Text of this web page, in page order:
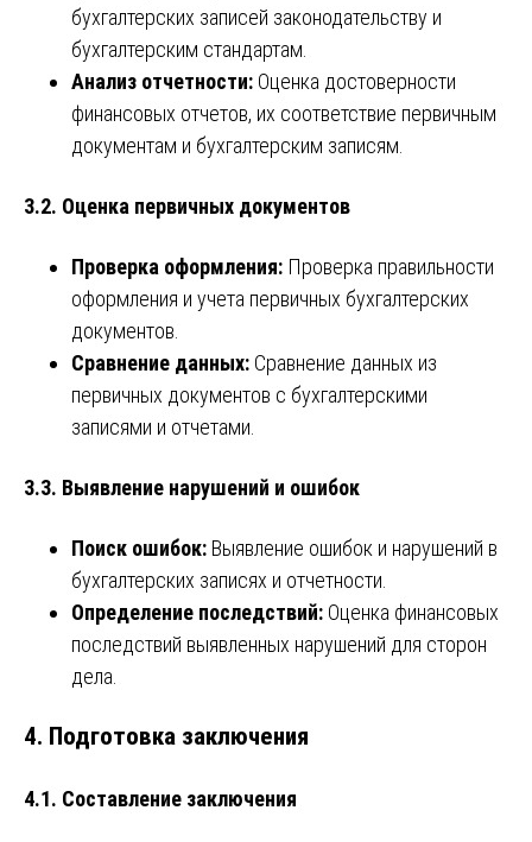
бухгалтерских записей законодательству и
бухгалтерским стандартам.
Анализ отчетности: Оценка достоверности
финансовых отчетов, их соответствие первичным
документам и бухгалтерским записям.
3.2. Оценка первичных документов
Проверка оформления: Проверка правильности
оформления и учета первичных бухгалтерских
документов.
Сравнение данных: Сравнение данных из
первичных документов с бухгалтерскими
записями и отчетами.
3.3. Выявление нарушений и ошибок
Поиск ошибок: Выявление ошибок и нарушений в
бухгалтерских записях и отчетности.
Определение последствий: Оценка финансовых
последствий выявленных нарушений для сторон
дела.
4. Подготовка заключения
4.1. Составление заключения